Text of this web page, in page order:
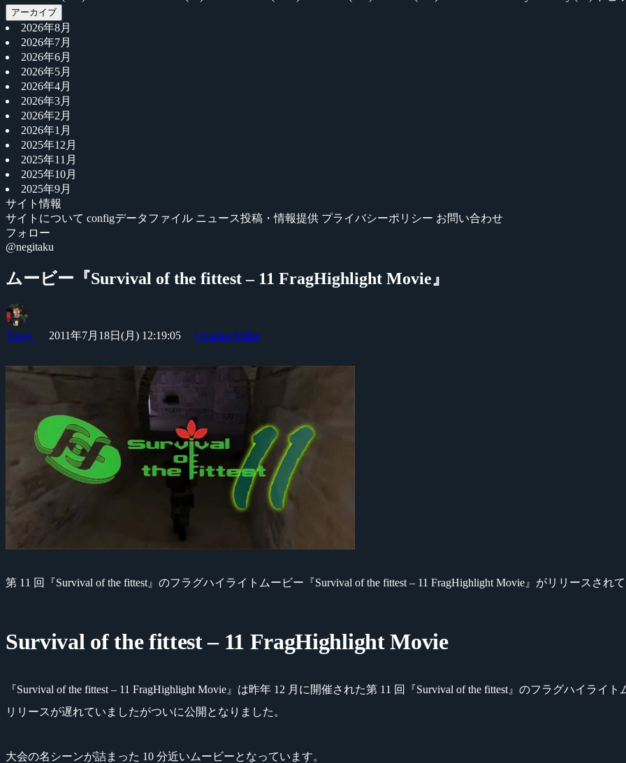
アーカイブ
2026年8月
2026年7月
2026年6月
2026年5月
2026年4月
2026年3月
2026年2月
2026年1月
2025年12月
2025年11月
2025年10月
2025年9月
サイト情報
サイトについて configデータファイル ニュース投稿・情報提供 プライバシーポリシー お問い合わせ
フォロー
@negitaku
ムービー『Survival of the fittest – 11 FragHighlight Movie』
Yossy 2011年7月18日(月) 12:19:05 Counter-Strike
第 11 回『Survival of the fittest』のフラグハイライトムービー『Survival of the fittest – 11 FragHighlight Movie』がリリースされて
Survival of the fittest – 11 FragHighlight Movie
『Survival of the fittest – 11 FragHighlight Movie』は昨年 12 月に開催された第 11 回『Survival of the fittest』のフラグハイライト
リリースが遅れていましたがついに公開となりました。
大会の名シーンが詰まった 10 分近いムービーとなっています。